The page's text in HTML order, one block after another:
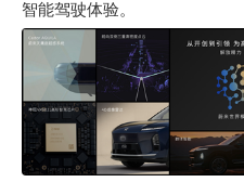
智能驾驶体验。